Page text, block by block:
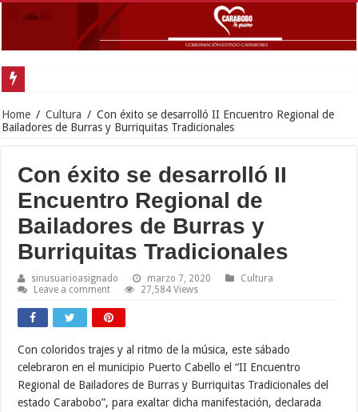
Home / Cultura / Con éxito se desarrolló II Encuentro Regional de
Bailadores de Burras y Burriquitas Tradicionales
Con éxito se desarrolló II
Encuentro Regional de
Bailadores de Burras y
Burriquitas Tradicionales
sinusuarioasignado marzo 7, 2020
Cultura
Leave a comment
27,584 Views
Con coloridos trajes y al ritmo de la música, este sábado
celebraron en el municipio Puerto Cabello el “II Encuentro
Regional de Bailadores de Burras y Burriquitas Tradicionales del
estado Carabobo”, para exaltar dicha manifestación, declarada